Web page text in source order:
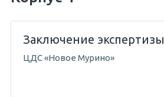
Заключение экспертизы
ЦДС «Новое Мурино»